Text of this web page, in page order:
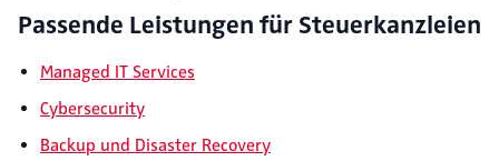
Passende Leistungen für Steuerkanzleien
Managed IT Services
Cybersecurity
Backup und Disaster Recovery